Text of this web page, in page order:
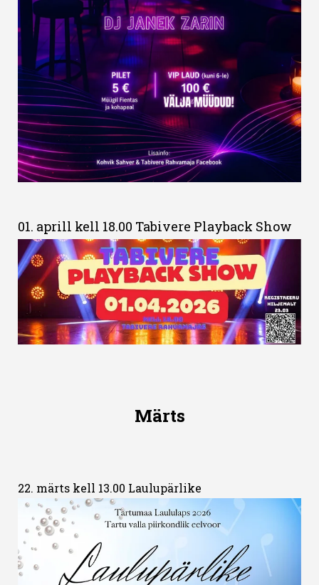
01. aprill kell 18.00 Tabivere Playback Show
Märts
22. märts kell 13.00 Laulupärlike